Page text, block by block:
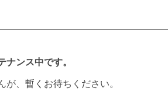
ナンス中です。
が、暫くお待ちください。